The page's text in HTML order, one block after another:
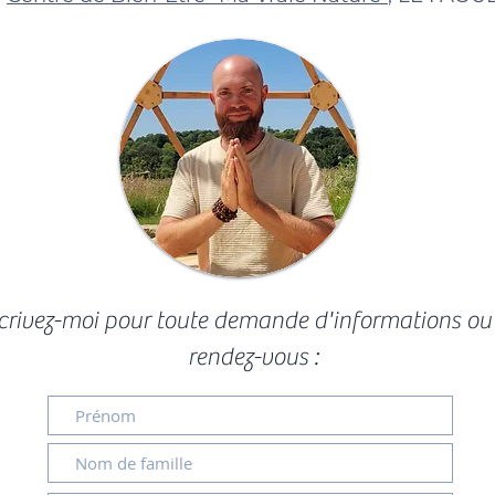
moi pour toute demande d'informations
rendez-vous :